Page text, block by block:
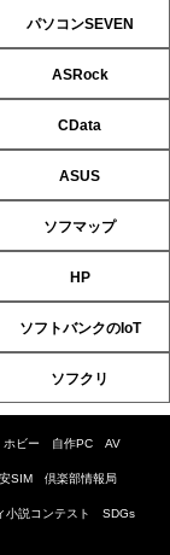
パソコンSEVEN
ASRock
CData
ASUS
ソフマップ
HP
ソフトバンクのIoT
ソフクリ
ホビー 自作PC AV
SIM 倶楽部情報局
小説コンテスト SDGs